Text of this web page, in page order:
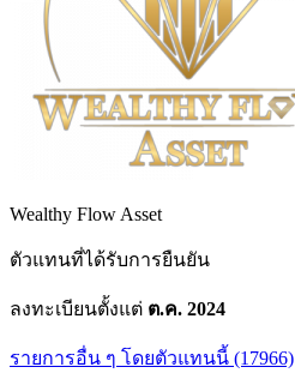
Wealthy Flow Asset
ตัวแทนที่ได้รับการยืนยัน
ลงทะเบียนตั้งแต่ ต.ค. 2024
รายการอื่น ๆ โดยตัวแทนนี้ (17966)